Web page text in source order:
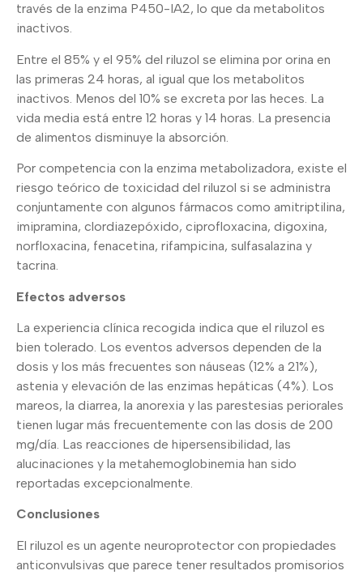
través de la enzima P450-IA2, lo que da metabolitos
inactivos.
Entre el 85% y el 95% del riluzol se elimina por orina en
las primeras 24 horas, al igual que los metabolitos
inactivos. Menos del 10% se excreta por las heces. La
vida media está entre 12 horas y 14 horas. La presencia
de alimentos disminuye la absorción.
Por competencia con la enzima metabolizadora, existe el
riesgo teórico de toxicidad del riluzol si se administra
conjuntamente con algunos fármacos como amitriptilina,
imipramina, clordiazepóxido, ciprofloxacina, digoxina,
norfloxacina, fenacetina, rifampicina, sulfasalazina y
tacrina.
Efectos adversos
La experiencia clínica recogida indica que el riluzol es
bien tolerado. Los eventos adversos dependen de la
dosis y los más frecuentes son náuseas (12% a 21%),
astenia y elevación de las enzimas hepáticas (4%). Los
mareos, la diarrea, la anorexia y las parestesias periorales
tienen lugar más frecuentemente con las dosis de 200
mg/día. Las reacciones de hipersensibilidad, las
alucinaciones y la metahemoglobinemia han sido
reportadas excepcionalmente.
Conclusiones
El riluzol es un agente neuroprotector con propiedades
anticonvulsivas que parece tener resultados promisorios